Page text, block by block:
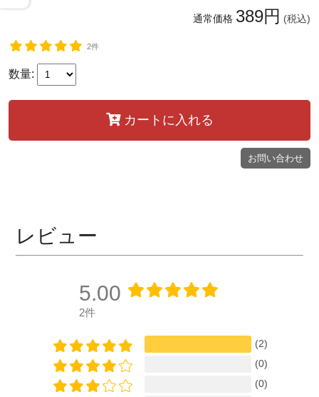
通常価格 389円 (税込)
2件
数量:
カートに入れる
お問い合わせ
レビュー
5.00
2件
(2)
(0)
(0)